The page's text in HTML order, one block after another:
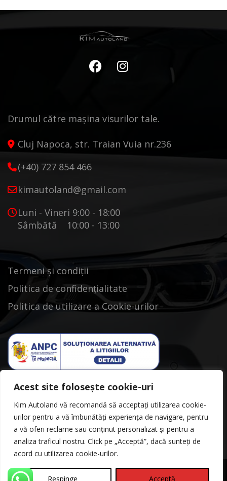
Acest site folosește cookie-uri
Kim Autoland vă recomandă să acceptați utilizarea cookie-
urilor pentru a vă îmbunătăți experiența de navigare, pentru
a vă oferi reclame sau conținut personalizat și pentru a
analiza traficul nostru. Click pe „Acceptă”, dacă sunteți de
acord cu utilizarea cookie-urilor.
Respinge Acceptă
Drumul către mașina visurilor tale.
Cluj Napoca, str. Traian Vuia nr.236
(+40) 727 854 466
kimautoland@gmail.com
Luni - Vineri 9:00 - 18:00
Sâmbătă 10:00 - 13:00
Termeni și condiții
Politica de confidențialitate
Politica de utilizare a Cookie-urilor